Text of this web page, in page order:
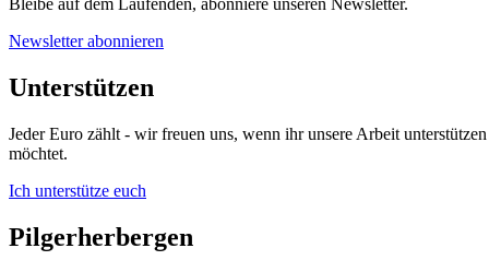
Bleibe auf dem Laufenden, abonniere unseren Newsletter.
Newsletter abonnieren
Unterstützen
Jeder Euro zählt - wir freuen uns, wenn ihr unsere Arbeit unterstützen
möchtet.
Ich unterstütze euch
Pilgerherbergen